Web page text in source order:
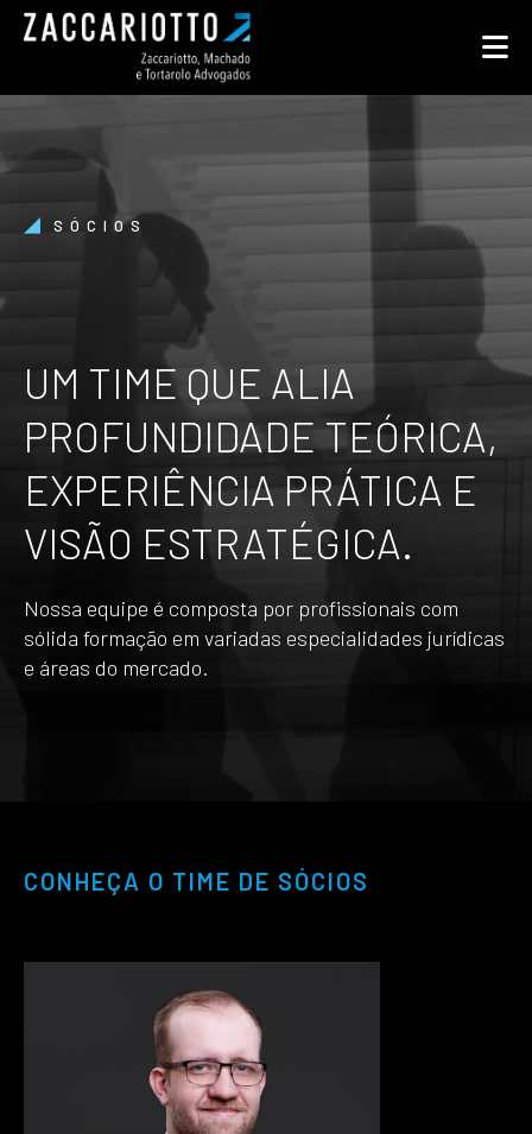
SÓCIOS
UM TIME QUE ALIA
PROFUNDIDADE TEÓRICA,
EXPERIÊNCIA PRÁTICA E
VISÃO ESTRATÉGICA.
Nossa equipe é composta por profissionais com
sólida formação em variadas especialidades jurídicas
e áreas do mercado.
CONHEÇA O TIME DE SÓCIOS